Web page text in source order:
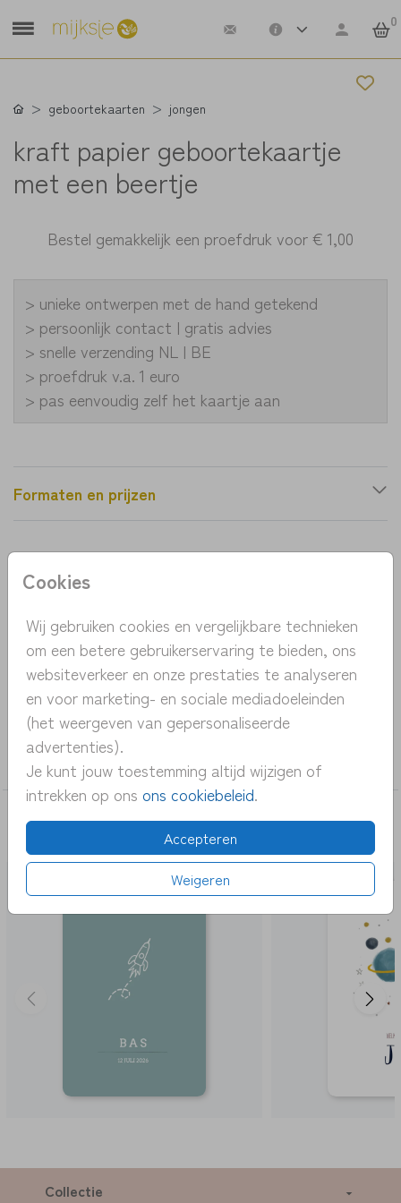
0
Cookies
Wij gebruiken cookies en vergelijkbare technieken
om een betere gebruikerservaring te bieden, ons
websiteverkeer en onze prestaties te analyseren
en voor marketing- en sociale mediadoeleinden
(het weergeven van gepersonaliseerde
advertenties).
Je kunt jouw toestemming altijd wijzigen of
intrekken op ons ons cookiebeleid.
Accepteren
Weigeren
geboortekaarten jongen
kraft papier geboortekaartje
met een beertje
Bestel gemakkelijk een proefdruk voor€ 1,00
> unieke ontwerpen met de hand getekend
> persoonlijk contact | gratis advies
> snelle verzending NL | BE
> proefdruk v.a. 1 euro
> pas eenvoudig zelf het kaartje aan
Formaten en prijzen
Productinformatie
Een eenvoudig kaartje met een beertje, gedrukt op
kraftpapier. De illustratie is lief, het papier is stoer;
de perfecte combinatie.
COLLECTIE
jongen
DEZE KAARTEN VIND JE MISSCHIEN OOK
LEUK
Collectie